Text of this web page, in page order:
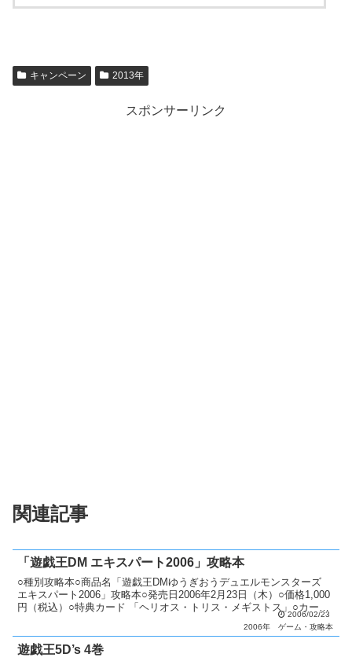
キャンペーン 2013年
スポンサーリンク
関連記事
「遊戯王DM エキスパート2006」攻略本
○種別攻略本○商品名「遊戯王DMゆうぎおうデュエルモンスターズ
エキスパート2006」攻略本○発売日2006年2月23日（木）○価格1,000
円（税込）○特典カード 「ヘリオス・トリス・メギストス」○カード
2006/02/23
2006年
ゲーム・攻略本
遊戯王5D’s 4巻